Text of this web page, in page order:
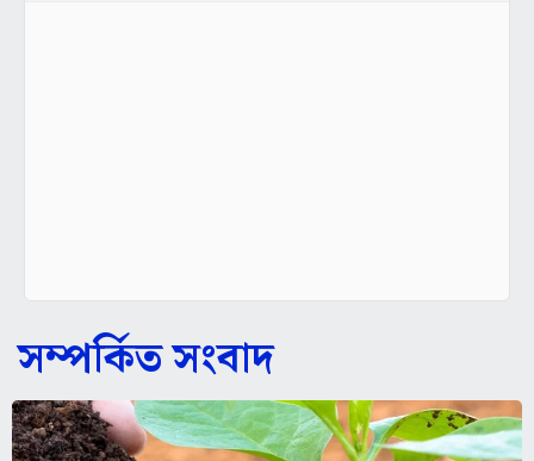
সম্পর্কিত সংবাদ